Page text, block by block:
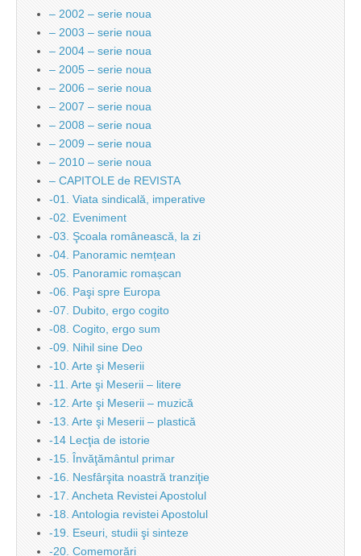
– 2002 – serie noua
– 2003 – serie noua
– 2004 – serie noua
– 2005 – serie noua
– 2006 – serie noua
– 2007 – serie noua
– 2008 – serie noua
– 2009 – serie noua
– 2010 – serie noua
– CAPITOLE de REVISTA
-01. Viata sindicală, imperative
-02. Eveniment
-03. Şcoala românească, la zi
-04. Panoramic nemțean
-05. Panoramic romașcan
-06. Paşi spre Europa
-07. Dubito, ergo cogito
-08. Cogito, ergo sum
-09. Nihil sine Deo
-10. Arte şi Meserii
-11. Arte şi Meserii – litere
-12. Arte şi Meserii – muzică
-13. Arte şi Meserii – plastică
-14 Lecţia de istorie
-15. Învăţământul primar
-16. Nesfârşita noastră tranziţie
-17. Ancheta Revistei Apostolul
-18. Antologia revistei Apostolul
-19. Eseuri, studii şi sinteze
-20. Comemorări